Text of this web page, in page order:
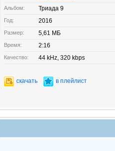
Альбом: Триада 9
Год: 2016
Размер: 5,61 МБ
Время: 2:16
Качество: 44 kHz, 320 kbps
скачать в плейлист